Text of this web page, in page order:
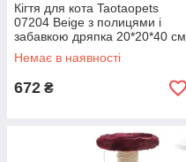
Кігтя для кота Taotaopets
07204 Beige з полицями і
забавкою дряпка 20*20*40 см
Немає в наявності
672 ₴